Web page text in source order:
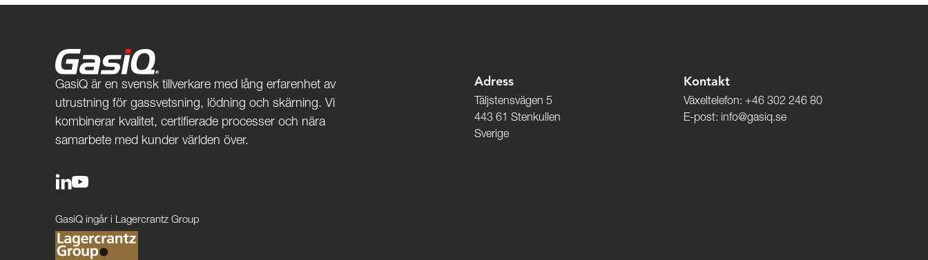
GasiQ är en svensk tillverkare med lång erfarenhet av
utrustning för gassvetsning, lödning och skärning. Vi
kombinerar kvalitet, certifierade processer och nära
samarbete med kunder världen över.
GasiQ ingår i Lagercrantz Group
Adress
Täljstensvägen 5
443 61 Stenkullen
Sverige
Kontakt
Växeltelefon:+46 302 246 80
E-post: info@gasiq.se